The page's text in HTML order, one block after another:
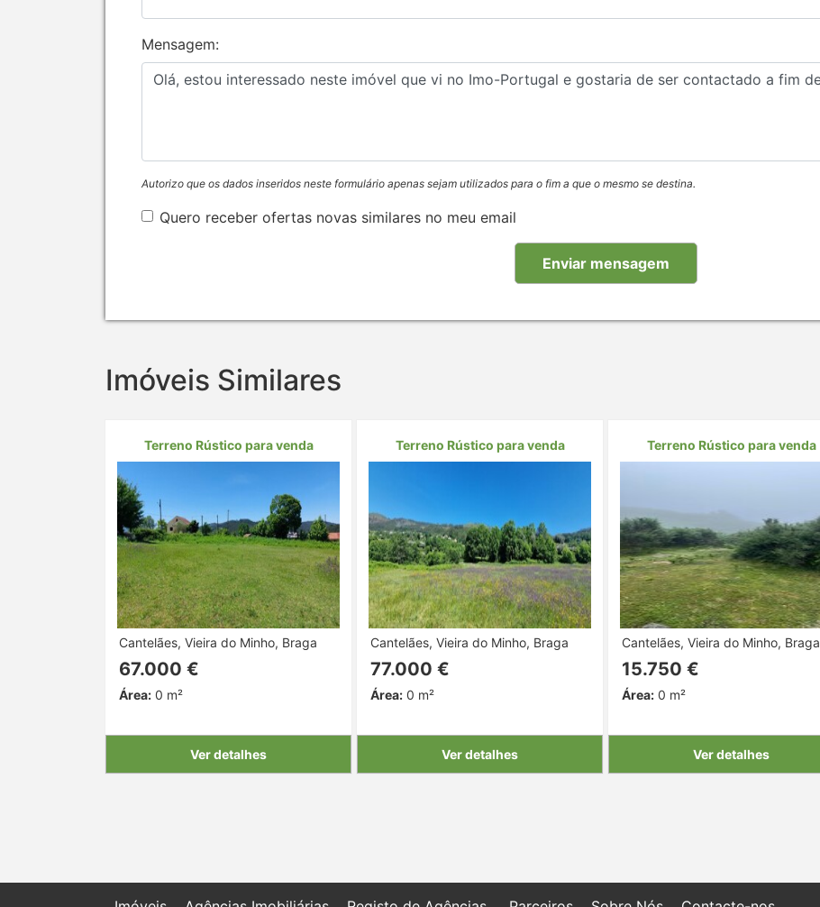
Mensagem:
Autorizo que os dados inseridos neste formulário apenas sejam utilizados para o fim a que o mesmo se destina.
Quero receber ofertas novas similares no meu email
Imóveis Similares
Terreno Rústico para venda
Cantelães, Vieira do Minho, Braga
67.000 €
Área: 0 m²
Ver detalhes
Terreno Rústico para venda
Cantelães, Vieira do Minho, Braga
77.000 €
Área: 0 m²
Ver detalhes
Terreno Rústico para venda
Cantelães, Vieira do Minho, Braga
15.750 €
Área: 0 m²
Ver detalhes